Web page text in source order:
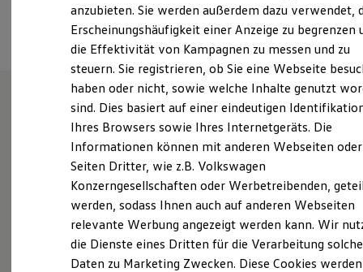
Batterie
Sicherheit
Garantie und Lebensdauer
Nachhaltigkeit
Technologie
Kosten und Kauf
Verbrauchskosten
Kaufoptionen
E-Auto-Förderung
Software und Konnektivität
ID. Software Versionen und Updates
Digitale Extras
Schnittstellen zu Ihrem ID.
Hybridautos
Marke und Erlebnis
Volkswagen R und R Experience
R-Modelle
Ansprechpartner
Wie können wir
Ihnen weiterhelfen?
Probefahrt vereinbaren
anzubieten. Sie werden außerdem dazu verwendet,
Erscheinungshäufigkeit einer Anzeige zu begrenzen
die Effektivität von Kampagnen zu messen und zu
steuern. Sie registrieren, ob Sie eine Webseite
haben oder nicht, sowie welche Inhalte genutzt
sind. Dies basiert auf einer eindeutigen
Ihres Browsers sowie Ihres Internetgeräts. Die
Informationen können mit anderen Webseiten oder
Seiten Dritter, wie z.B. Volkswagen
Konzerngesellschaften oder Werbetreibenden,
werden, sodass Ihnen auch auf anderen Webseiten
relevante Werbung angezeigt werden kann. Wir
die Dienste eines Dritten für die Verarbeitung
Daten zu Marketing Zwecken. Diese Cookies